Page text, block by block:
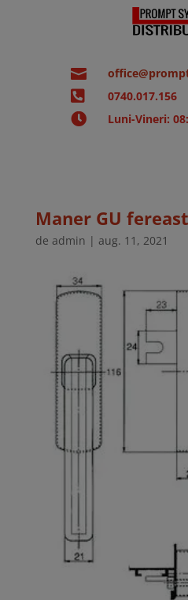

 0740.017.156
 Luni-Vineri:
Maner GU
de admin | aug. 11, 2021